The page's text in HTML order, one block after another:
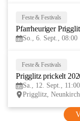
Feste & Festivals
Pfarrheuriger
So., 6. Sept., 08:00
Feste & Festivals
Prigglitz prickelt
Sa., 12. Sept.,
Prigglitz,